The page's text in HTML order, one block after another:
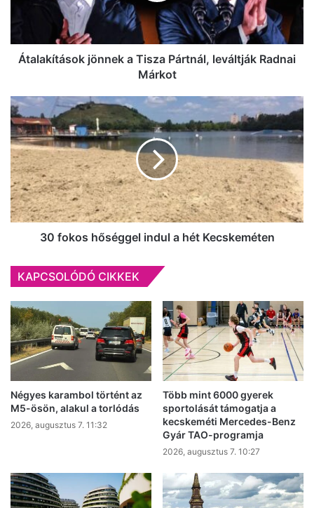
Átalakítások jönnek a Tisza Pártnál, leváltják Radnai
Márkot
30
fokos
hőséggel
indul
a
hét
Kecskeméten
30 fokos hőséggel indul a hét Kecskeméten
KAPCSOLÓDÓ CIKKEK
Négyes karambol történt az
M5-ösön, alakul a torlódás
2026, augusztus 7. 11:32
Több mint 6000 gyerek
sportolását támogatja a
kecskeméti Mercedes-Benz
Gyár TAO-programja
2026, augusztus 7. 10:27